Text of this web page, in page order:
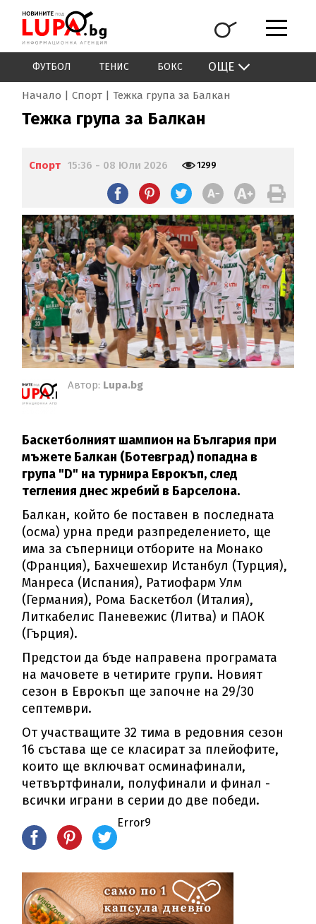
ФУТБОЛ ТЕНИС БОКС ОЩЕ
Начало Спорт Тежка група за Балкан
Тежка група за Балкан
Спорт 15:36 - 08 Юли 2026 1299
Автор: Lupa.bg
Баскетболният шампион на България при
мъжете Балкан (Ботевград) попадна в
група "D" на турнира Еврокъп, след
тегления днес жребий в Барселона.
Балкан, който бе поставен в последната
(осма) урна преди разпределението, ще
има за съперници отборите на Монако
(Франция), Бахчешехир Истанбул (Турция),
Манреса (Испания), Ратиофарм Улм
(Германия), Рома Баскетбол (Италия),
Литкабелис Паневежис (Литва) и ПАОК
(Гърция).
Предстои да бъде направена програмата
на мачовете в четирите групи. Новият
сезон в Еврокъп ще започне на 29/30
септември.
От участващите 32 тима в редовния сезон
16 състава ще се класират за плейофите,
които ще включват осминафинали,
четвъртфинали, полуфинали и финал -
всички играни в серии до две победи.
Error9